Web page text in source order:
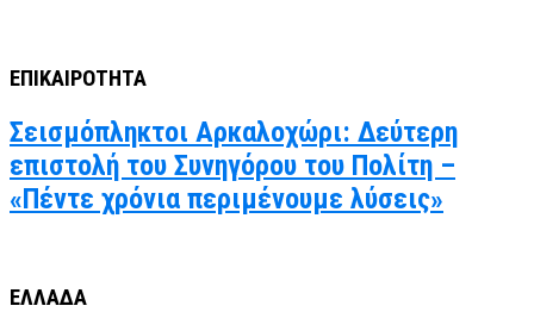
ΕΠΙΚΑΙΡΟΤΗΤΑ
Σεισμόπληκτοι Αρκαλοχώρι: Δεύτερη
επιστολή του Συνηγόρου του Πολίτη –
«Πέντε χρόνια περιμένουμε λύσεις»
ΕΛΛΑΔΑ